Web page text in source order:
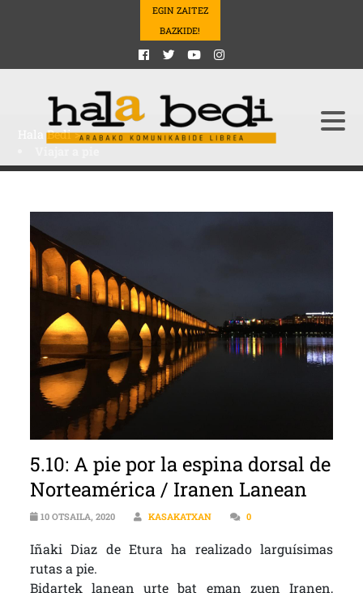
EGIN ZAITEZ
BAZKIDE!
Hala Bedi>
5.10: A pie por la espina dorsal de
Norteamérica / Iranen Lanean
10 OTSAILA, 2020 KASAKATXAN 0
Iñaki Diaz de Etura ha realizado larguísimas
rutas a pie.
Bidartek lanean urte bat eman zuen Iranen,